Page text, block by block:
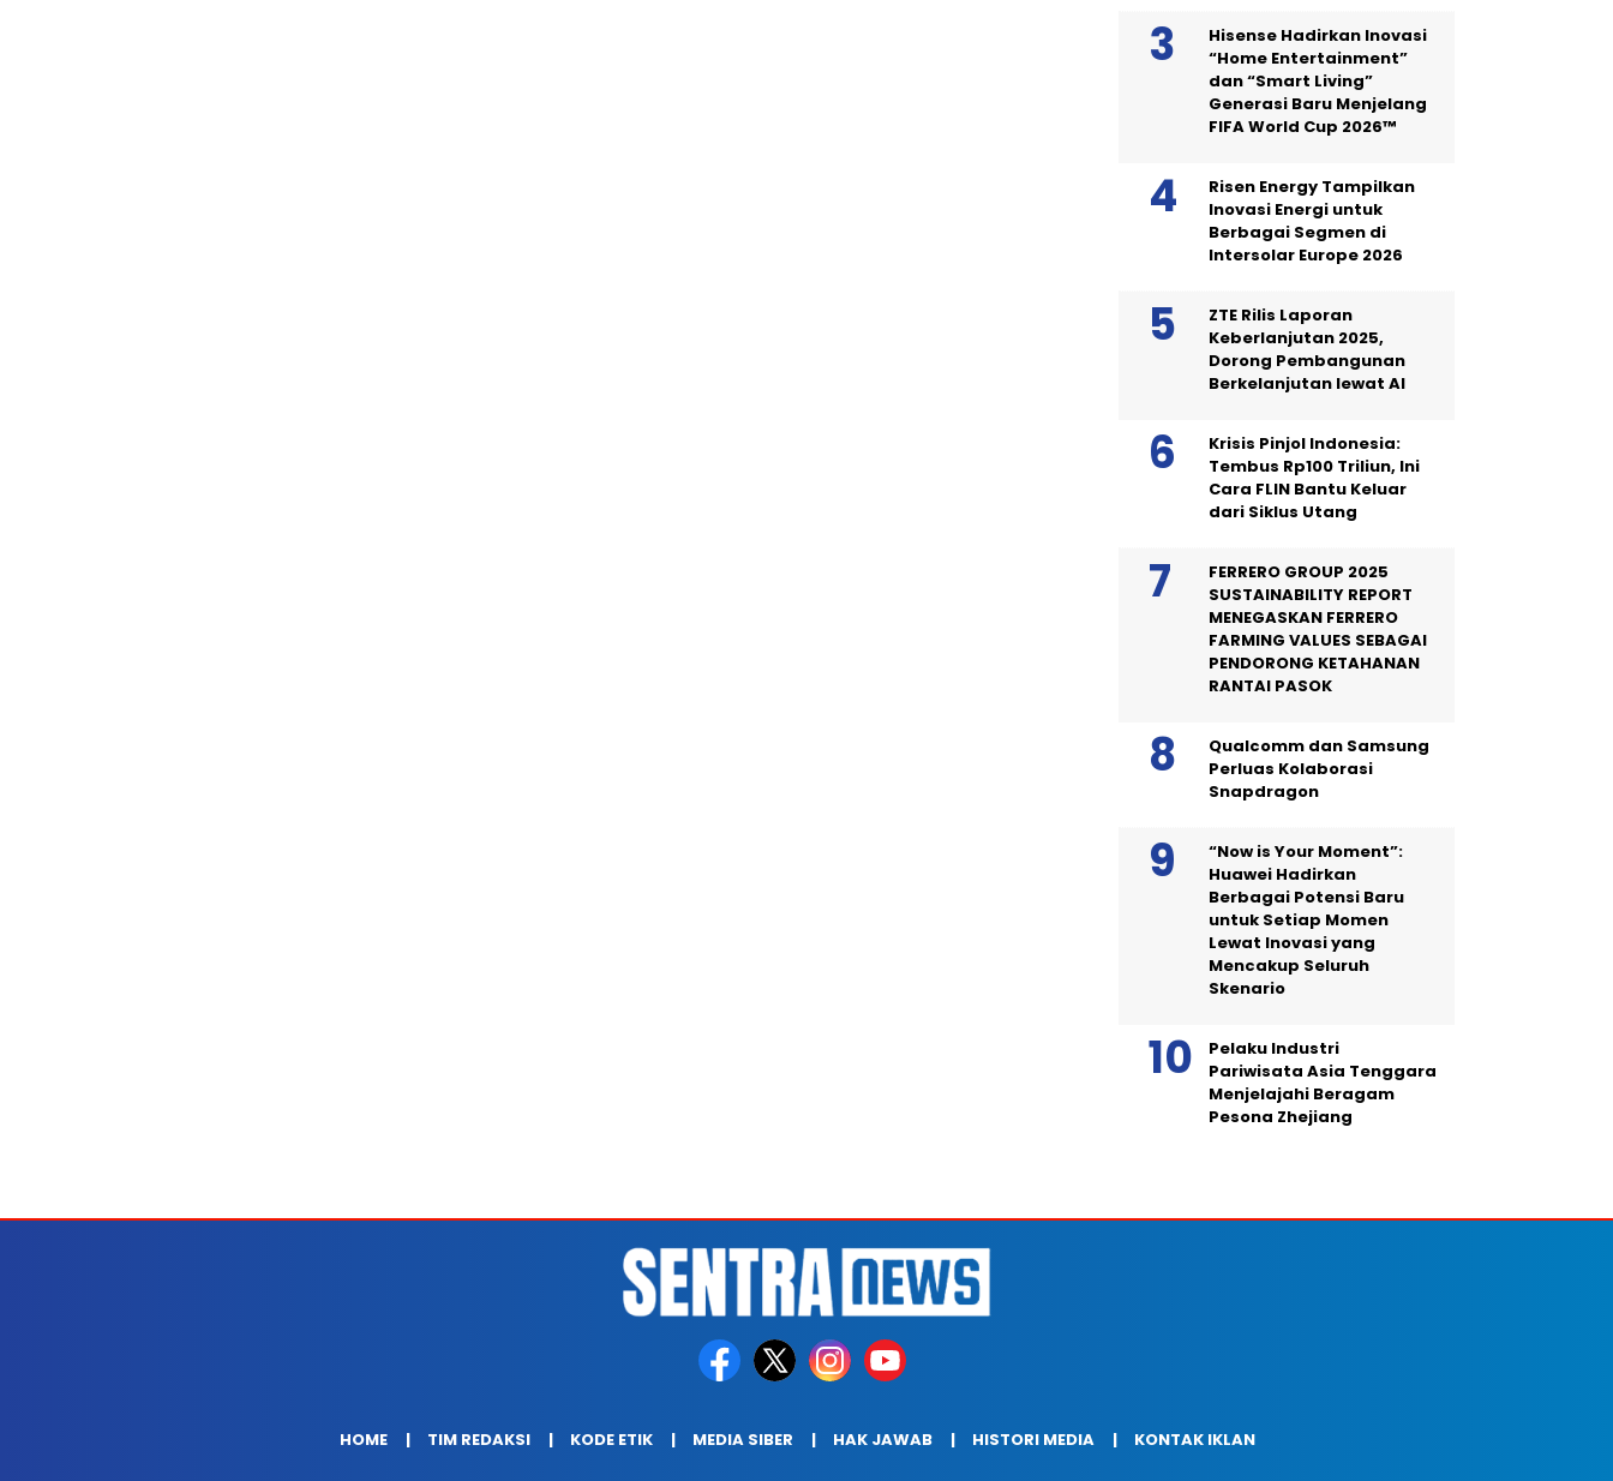
Hisense Hadirkan Inovasi
“Home Entertainment”
dan “Smart Living”
Generasi Baru Menjelang
FIFA World Cup 2026™
Risen Energy Tampilkan
Inovasi Energi untuk
Berbagai Segmen di
Intersolar Europe 2026
ZTE Rilis Laporan
Keberlanjutan 2025,
Dorong Pembangunan
Berkelanjutan lewat AI
Krisis Pinjol Indonesia:
Tembus Rp100 Triliun, Ini
Cara FLIN Bantu Keluar
dari Siklus Utang
FERRERO GROUP 2025
SUSTAINABILITY REPORT
MENEGASKAN FERRERO
FARMING VALUES SEBAGAI
PENDORONG KETAHANAN
RANTAI PASOK
Qualcomm dan Samsung
Perluas Kolaborasi
Snapdragon
“Now is Your Moment”:
Huawei Hadirkan
Berbagai Potensi Baru
untuk Setiap Momen
Lewat Inovasi yang
Mencakup Seluruh
Skenario
Pelaku Industri
Pariwisata Asia Tenggara
Menjelajahi Beragam
Pesona Zhejiang
HOME TIM REDAKSI KODE ETIK MEDIA SIBER HAK JAWAB HISTORI MEDIA KONTAK IKLAN